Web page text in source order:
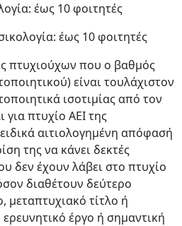
έως 10 φοιτητές
έως 10 φοιτητές
πτυχιούχων που ο βαθμός
είναι τουλάχιστον
ισοτιμίας από τον
πτυχίο ΑΕΙ της
αιτιολογημένη απόφασή
της να κάνει δεκτές
δεν έχουν λάβει στο πτυχίο
διαθέτουν δεύτερο
μεταπτυχιακό τίτλο ή
έργο ή σημαντική